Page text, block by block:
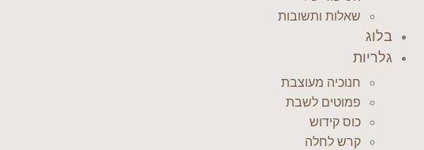
שאלות ותשובות
בלוג
גלריות
חנוכיה מעוצבת
פמוטים לשבת
כוס קידוש
קרש לחלה